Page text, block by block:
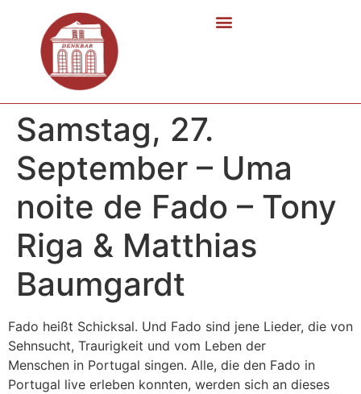
Samstag, 27.
September – Uma
noite de Fado – Tony
Riga & Matthias
Baumgardt
Fado heißt Schicksal. Und Fado sind jene Lieder, die von
Sehnsucht, Traurigkeit und vom Leben der
Menschen in Portugal singen. Alle, die den Fado in
Portugal live erleben konnten, werden sich an dieses